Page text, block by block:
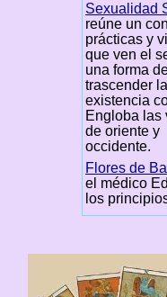
Sexualidad
reúne un
prácticas y
que ven el
una forma
trascender la
existencia
Engloba las
de oriente y
occidente.
Flores de
el médico
los